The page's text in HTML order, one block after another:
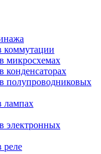
коммутации
микросхемах
конденсаторах
полупроводниковых
лампах
электронных
реле